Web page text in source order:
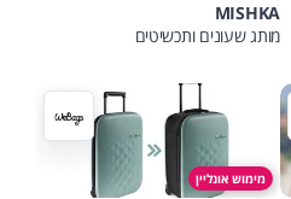
MISHKA
מותג שעונים ותכשיטים
מימוש אונליין